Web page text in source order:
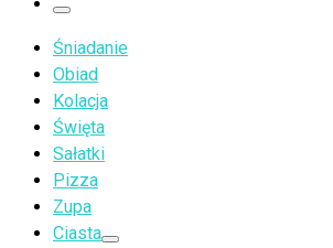
Menu
Śniadanie
Obiad
Kolacja
Święta
Sałatki
Pizza
Zupa
Ciasta